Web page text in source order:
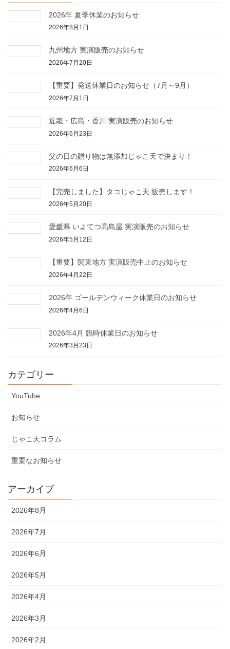
2026年 夏季休業のお知らせ
2026年8月1日
九州地方 実演販売のお知らせ
2026年7月20日
【重要】発送休業日のお知らせ（7月～9月）
2026年7月1日
近畿・広島・香川 実演販売のお知らせ
2026年6月23日
父の日の贈り物は無添加じゃこ天で決まり！
2026年6月6日
【完売しました】タコじゃこ天 販売します！
2026年5月20日
愛媛県 いよてつ高島屋 実演販売のお知らせ
2026年5月12日
【重要】関東地方 実演販売中止のお知らせ
2026年4月22日
2026年 ゴールデンウィーク休業日のお知らせ
2026年4月6日
2026年4月 臨時休業日のお知らせ
2026年3月23日
カテゴリー
YouTube
お知らせ
じゃこ天コラム
重要なお知らせ
アーカイブ
2026年8月
2026年7月
2026年6月
2026年5月
2026年4月
2026年3月
2026年2月